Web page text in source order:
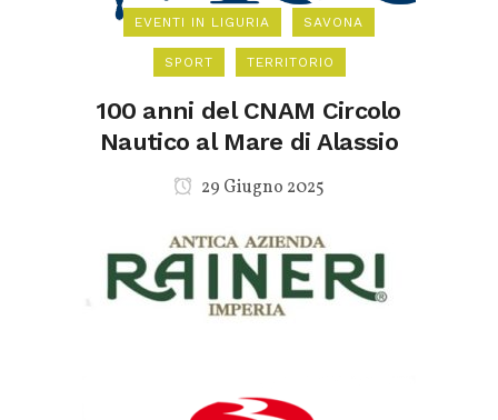
EVENTI IN LIGURIA SAVONA
SPORT TERRITORIO
100 anni del CNAM Circolo
Nautico al Mare di Alassio
29 Giugno 2025